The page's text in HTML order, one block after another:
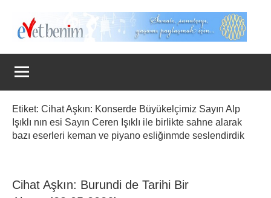
Evet
Benim
Etiket: Cihat Aşkın: Konserde Büyükelçimiz Sayın Alp
Işıklı nın esi Sayın Ceren Işıklı ile birlikte sahne alarak
bazı eserleri keman ve piyano esliğinmde seslendirdik
Cihat Aşkın: Burundi de Tarihi Bir